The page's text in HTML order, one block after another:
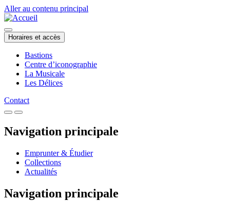
Aller au contenu principal
Horaires et accès
Bastions
Centre d’iconographie
La Musicale
Les Délices
Contact
Navigation principale
Emprunter & Étudier
Collections
Actualités
Navigation principale